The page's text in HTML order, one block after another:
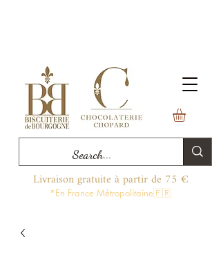
Livraison gratuite à partir de 75 €
*En France Métropolitaine🇫🇷